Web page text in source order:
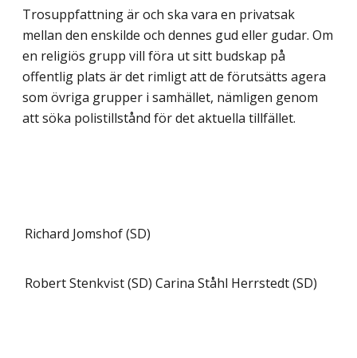
Trosuppfattning är och ska vara en privatsak
mellan den enskilde och dennes gud eller gudar. Om
en religiös grupp vill föra ut sitt budskap på
offentlig plats är det rimligt att de förutsätts agera
som övriga grupper i samhället, nämligen genom
att söka polistillstånd för det aktuella tillfället.
Richard Jomshof (SD)
Robert Stenkvist (SD) Carina Ståhl Herrstedt (SD)